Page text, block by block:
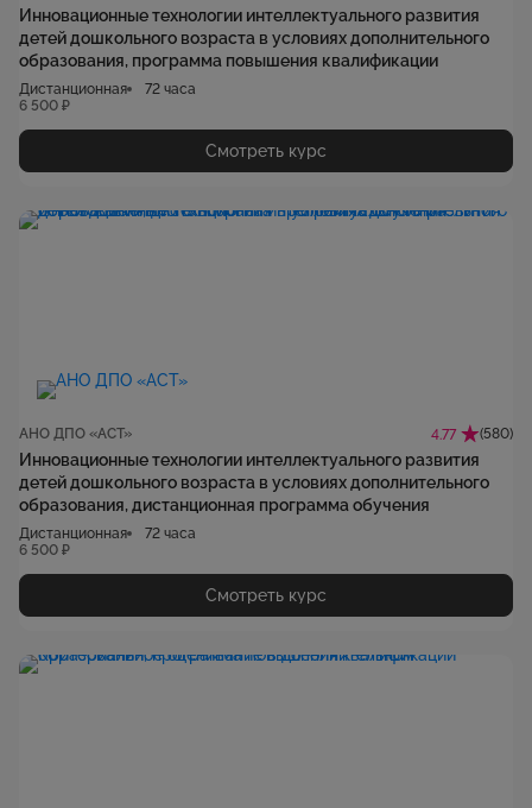
Инновационные технологии интеллектуального развития
детей дошкольного возраста в условиях дополнительного
образования, программа повышения квалификации
Дистанционная
72 часа
6 500 ₽
Смотреть курс
АНО ДПО «АСТ» 4.77 (580)
Инновационные технологии интеллектуального развития
детей дошкольного возраста в условиях дополнительного
образования, дистанционная программа обучения
Дистанционная
72 часа
6 500 ₽
Смотреть курс